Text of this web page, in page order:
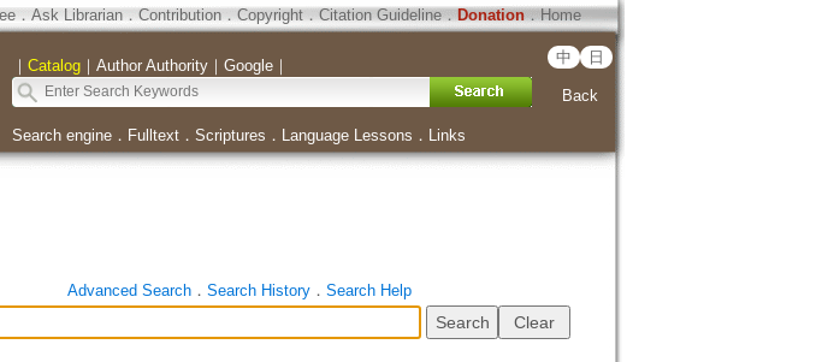
． Ask Librarian． Contribution．Copyright．Citation Guideline． Donation．Home
｜ Catalog｜ Author Authority｜ Google｜ 中 日
Back
Search engine． Fulltext． Scriptures ． Language Lessons ． Links
Advanced Search． Search History． Search Help